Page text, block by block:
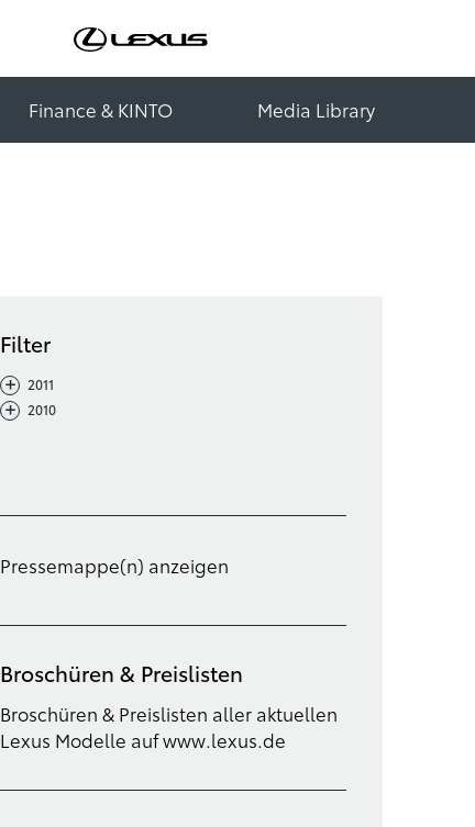
Finance & KINTO Media Library
Filter
+- 2011
+- 2010
Pressemappe(n) anzeigen
Broschüren & Preislisten
Broschüren & Preislisten aller aktuellen
Lexus Modelle auf www.lexus.de